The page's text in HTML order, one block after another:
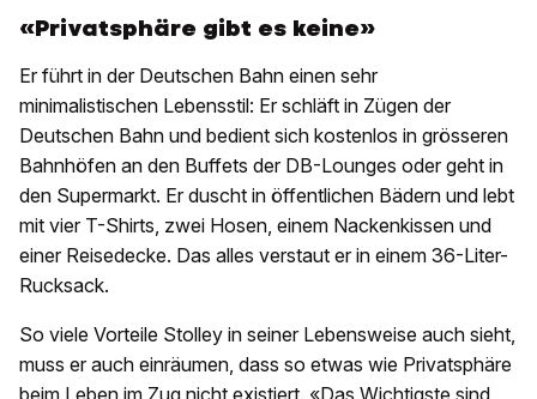
«Privatsphäre gibt es keine»
Er führt in der Deutschen Bahn einen sehr
minimalistischen Lebensstil: Er schläft in Zügen der
Deutschen Bahn und bedient sich kostenlos in grösseren
Bahnhöfen an den Buffets der DB-Lounges oder geht in
den Supermarkt. Er duscht in öffentlichen Bädern und lebt
mit vier T-Shirts, zwei Hosen, einem Nackenkissen und
einer Reisedecke. Das alles verstaut er in einem 36-Liter-
Rucksack.
So viele Vorteile Stolley in seiner Lebensweise auch sieht,
muss er auch einräumen, dass so etwas wie Privatsphäre